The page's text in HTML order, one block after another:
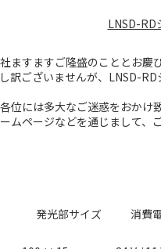
LNSD-RD
すますご隆盛のこととお慶
訳ございませんが、LNSD-
位には多大なご迷惑をおかけ
ムページなどを通じまして、
発光部サイズ 消費